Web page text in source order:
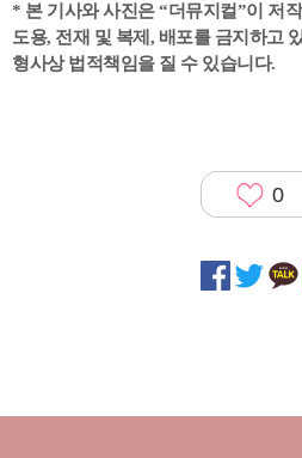
* 본 기사와 사진은 “더뮤지컬”이 저
도용, 전재 및 복제, 배포를 금지하고
형사상 법적책임을 질 수 있습니다.
0